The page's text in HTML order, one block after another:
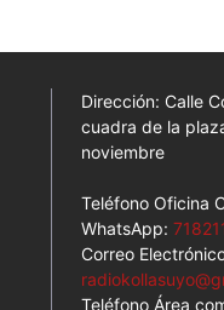
Dirección: Calle
cuadra de la
noviembre
Teléfono Oficina
WhatsApp:
Correo
Teléfono Área